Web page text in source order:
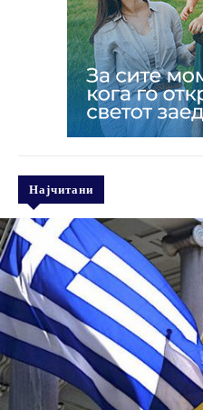
Најчитани